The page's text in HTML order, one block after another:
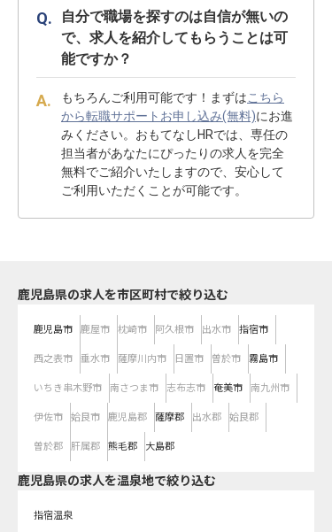
自分で職場を探すのは自信が無いの
で、求人を紹介してもらうことは可
能ですか？
もちろんご利用可能です！まずはこちら
から転職サポートお申し込み(無料)にお進
みください。おもてなしHRでは、専任の
担当者があなたにぴったりの求人を完全
無料でご紹介いたしますので、安心して
ご利用いただくことが可能です。
鹿児島県の求人を市区町村で絞り込む
鹿児島市 鹿屋市 枕崎市 阿久根市 出水市 指宿市
西之表市 垂水市 薩摩川内市 日置市 曽於市 霧島市
いちき串木野市 南さつま市 志布志市 奄美市 南九州市
伊佐市 姶良市 鹿児島郡 薩摩郡 出水郡 姶良郡
曽於郡 肝属郡 熊毛郡 大島郡
鹿児島県の求人を温泉地で絞り込む
指宿温泉